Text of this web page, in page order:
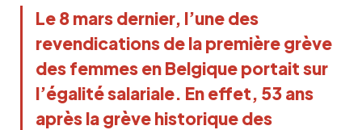
Le 8 mars dernier, l’une des
revendications de la première grève
des femmes en Belgique portait sur
l’égalité salariale. En effet, 53 ans
après la grève historique des